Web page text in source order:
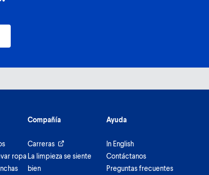
ropa
Compañía
Carreras
La limpieza se siente
bien
Ayuda
In English
Contáctanos
Preguntas frecuentes